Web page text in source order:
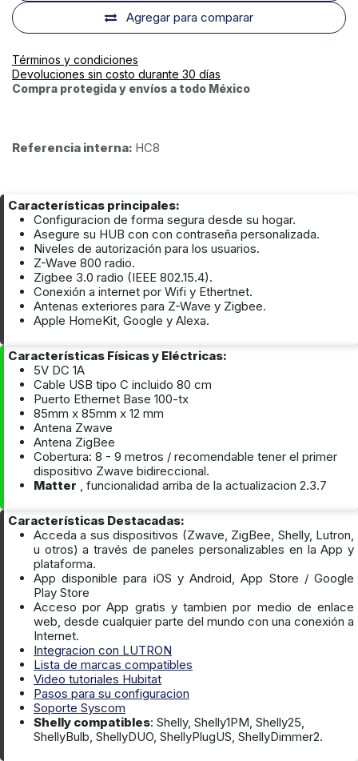
Agregar para comparar
Términos y condiciones
Devoluciones sin costo durante 30 días
Compra protegida y envíos a todo México
Referencia interna: HC8
Características principales:
Configuracion de forma segura desde su hogar.
Asegure su HUB con con contraseña personalizada.
Niveles de autorización para los usuarios.
Z-Wave 800 radio.
Zigbee 3.0 radio (IEEE 802.15.4).
Conexión a internet por Wifi y Ethertnet.
Antenas exteriores para Z-Wave y Zigbee.
Apple HomeKit, Google y Alexa.
Características Físicas y Eléctricas:
5V DC 1A
Cable USB tipo C incluido 80 cm
Puerto Ethernet Base 100-tx
85mm x 85mm x 12 mm
Antena Zwave
Antena ZigBee
Cobertura: 8 - 9 metros / recomendable tener el primer
dispositivo Zwave bidireccional.
Matter , funcionalidad arriba de la actualizacion 2.3.7
Características Destacadas:
Acceda a sus dispositivos (Zwave, ZigBee, Shelly, Lutron,
u otros) a través de paneles personalizables en la App y
plataforma.
App disponible para iOS y Android, App Store / Google
Play Store
Acceso por App gratis y tambien por medio de enlace
web, desde cualquier parte del mundo con una conexión a
Internet.
Integracion con LUTRON
Lista de marcas compatibles
Video tutoriales Hubitat
Pasos para su configuracion
Soporte Syscom
Shelly compatibles: Shelly, Shelly1PM, Shelly25,
ShellyBulb, ShellyDUO, ShellyPlugUS, ShellyDimmer2.